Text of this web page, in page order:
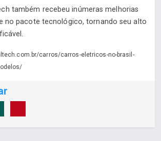
também recebeu inúmeras melhorias
no pacote tecnológico, tornando seu alto
carros/carros-eletricos-no-brasil-